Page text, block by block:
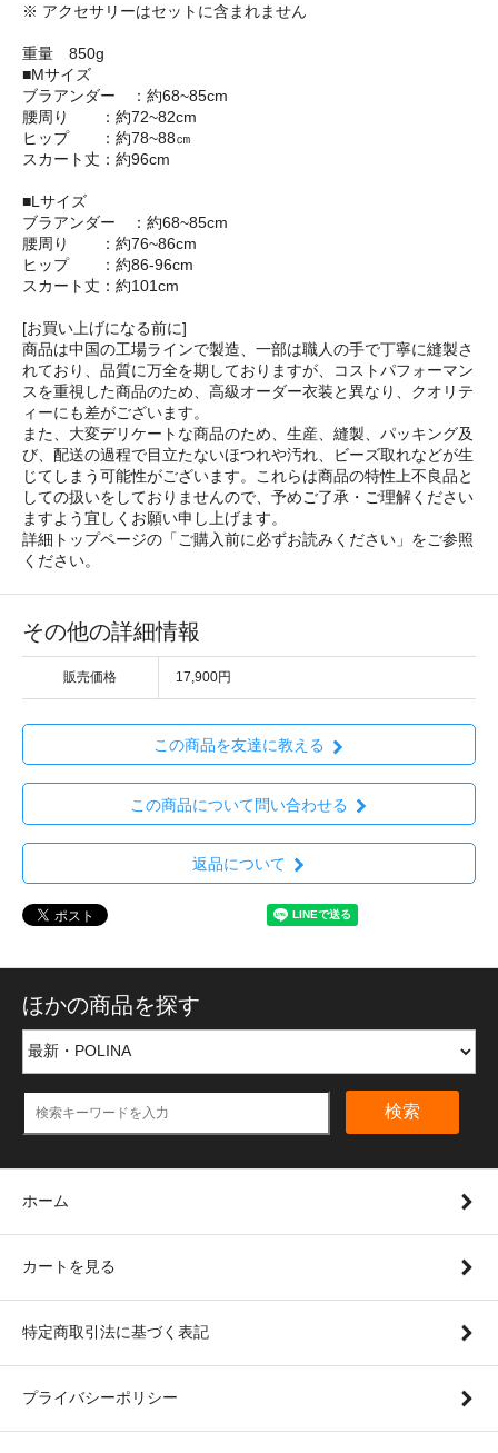
※ アクセサリーはセットに含まれません
重量 850g
■Mサイズ
ブラアンダー ：約68~85cm
腰周り ：約72~82cm
ヒップ ：約78~88㎝
スカート丈：約96cm
■Lサイズ
ブラアンダー ：約68~85cm
腰周り ：約76~86cm
ヒップ ：約86-96cm
スカート丈：約101cm
[お買い上げになる前に]
商品は中国の工場ラインで製造、一部は職人の手で丁寧に縫製さ
れており、品質に万全を期しておりますが、コストパフォーマン
スを重視した商品のため、高級オーダー衣装と異なり、クオリテ
ィーにも差がございます。
また、大変デリケートな商品のため、生産、縫製、パッキング及
び、配送の過程で目立たないほつれや汚れ、ビーズ取れなどが生
じてしまう可能性がございます。これらは商品の特性上不良品と
しての扱いをしておりませんので、予めご了承・ご理解ください
ますよう宜しくお願い申し上げます。
詳細トップページの「ご購入前に必ずお読みください」をご参照
ください。
その他の詳細情報
販売価格 17,900円
この商品を友達に教える
この商品について問い合わせる
返品について
ほかの商品を探す
検索
ホーム
カートを見る
特定商取引法に基づく表記
プライバシーポリシー